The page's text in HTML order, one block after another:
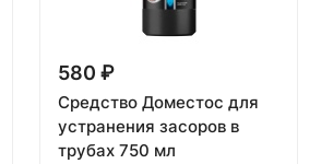
580 ₽
Средство Доместос для
устранения засоров в
трубах 750 мл